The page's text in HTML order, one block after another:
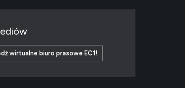
wirtualne biuro prasowe EC1!